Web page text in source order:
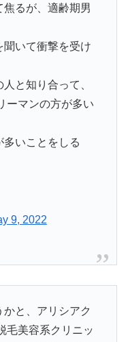
るが、適齢期男
聞いて衝撃を受け
と知り合って、
ーマンの方が多い
いことをしる
9, 2022
と、アリシアク
毛美容系クリニッ